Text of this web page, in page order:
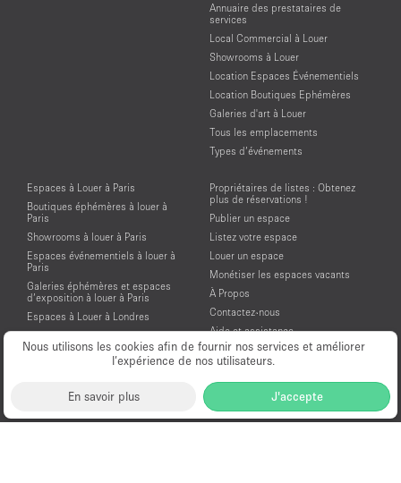
Nous utilisons les cookies afin de fournir nos services et améliorer
l’expérience de nos utilisateurs.
En savoir plus J'accepte
Annuaire des prestataires de
services
Local Commercial à Louer
Showrooms à Louer
Location Espaces Événementiels
Location Boutiques Ephémères
Galeries d'art à Louer
Tous les emplacements
Types d’événements
Espaces à Louer à Paris
Boutiques éphémères à louer à
Paris
Showrooms à louer à Paris
Espaces événementiels à louer à
Paris
Galeries éphémères et espaces
d’exposition à louer à Paris
Espaces à Louer à Londres
Espaces à Louer à New York
Espaces à Louer à San Francisco
Espaces à Louer à Amsterdam
Propriétaires de listes : Obtenez
plus de réservations !
Publier un espace
Listez votre espace
Louer un espace
Monétiser les espaces vacants
À Propos
Contactez-nous
Aide et assistance
Conditions générales d'utilisation
Mentions légales
Politique de confidentialité